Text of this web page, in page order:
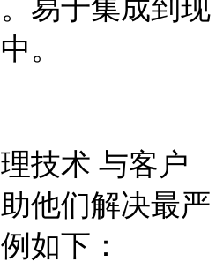
易于集成到现
。
技术 与客户
他们解决最严
如下：